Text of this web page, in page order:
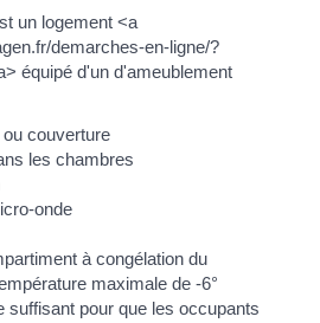
un logement <a
demarches-en-ligne/?
équipé d'un d'ameublement
couverture
les chambres
onde
à congélation du
maximale de -6°
suffisant pour que les occupants